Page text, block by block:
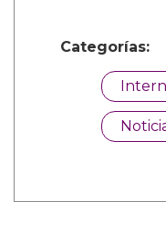
Categorías: